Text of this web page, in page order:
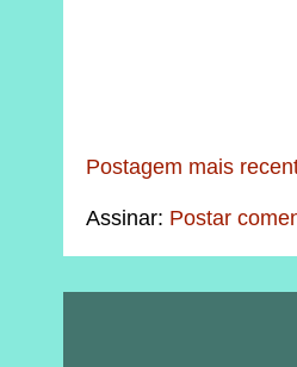
Postagem mais
Assinar: Postar